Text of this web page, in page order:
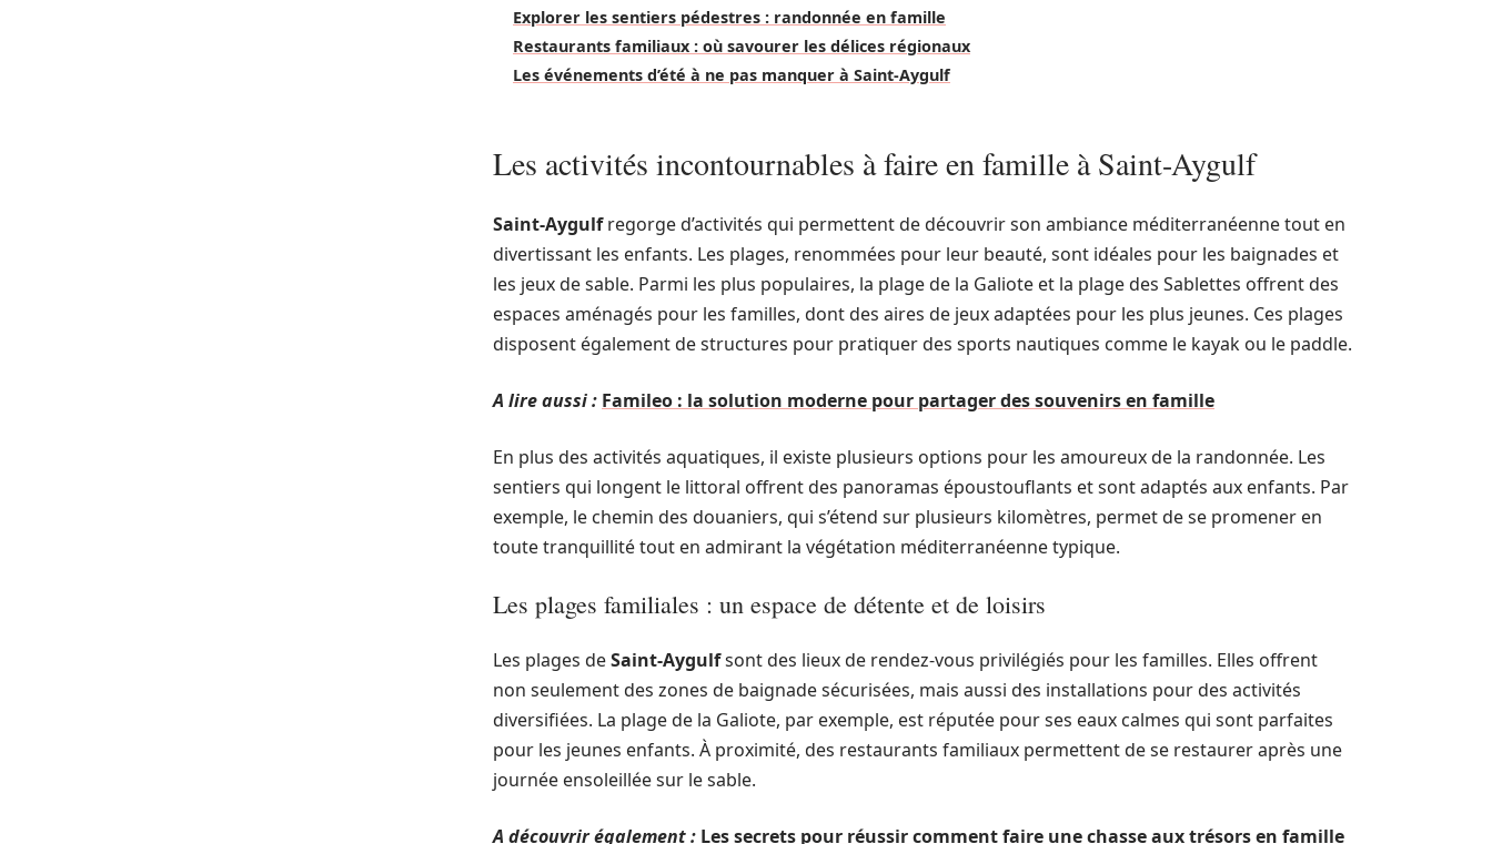
Explorer les sentiers pédestres : randonnée en famille
Restaurants familiaux : où savourer les délices régionaux
Les événements d’été à ne pas manquer à Saint-Aygulf
Les activités incontournables à faire en famille à Saint-Aygulf
Saint-Aygulfregorge d’activités qui permettent de découvrir son ambiance méditerranéenne tout en
divertissant les enfants. Les plages, renommées pour leur beauté, sont idéales pour les baignades et
les jeux de sable. Parmi les plus populaires, la plage de la Galiote et la plage des Sablettes offrent des
espaces aménagés pour les familles, dont des aires de jeux adaptées pour les plus jeunes. Ces plages
disposent également de structures pour pratiquer des sports nautiques comme le kayak ou le paddle.
A lire aussi : Famileo : la solution moderne pour partager des souvenirs en famille
En plus des activités aquatiques, il existe plusieurs options pour les amoureux de la randonnée. Les
sentiers qui longent le littoral offrent des panoramas époustouflants et sont adaptés aux enfants. Par
exemple, le chemin des douaniers, qui s’étend sur plusieurs kilomètres, permet de se promener en
toute tranquillité tout en admirant la végétation méditerranéenne typique.
Les plages familiales : un espace de détente et de loisirs
Les plages deSaint-Aygulfsont des lieux de rendez-vous privilégiés pour les familles. Elles offrent
non seulement des zones de baignade sécurisées, mais aussi des installations pour des activités
diversifiées. La plage de la Galiote, par exemple, est réputée pour ses eaux calmes qui sont parfaites
pour les jeunes enfants. À proximité, des restaurants familiaux permettent de se restaurer après une
journée ensoleillée sur le sable.
A découvrir également : Les secrets pour réussir comment faire une chasse aux trésors en famille